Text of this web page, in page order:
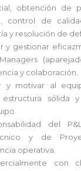
obtención de
control de
y resolución de
y gestionar
y colaboración.
y motivar al
estructura sólida
del
y de
operativa.
con